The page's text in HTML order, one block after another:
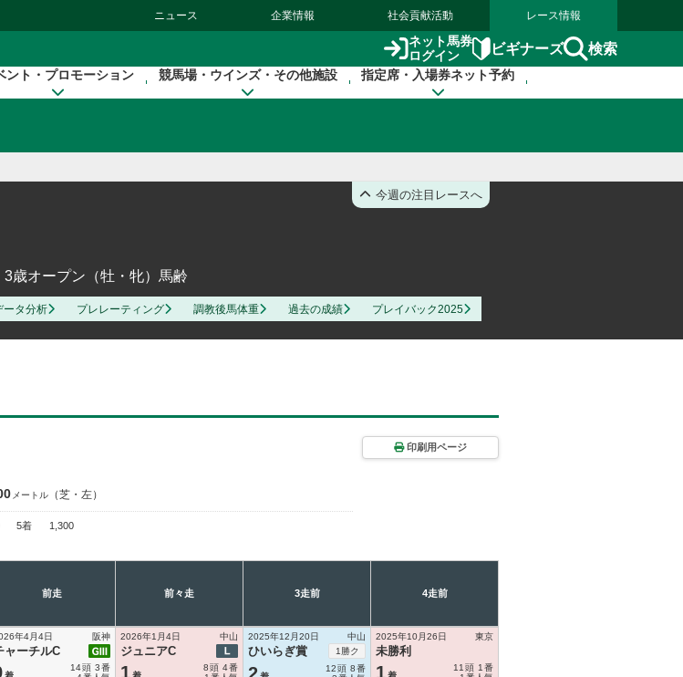
ニュース 企業情報 社会貢献活動 レース情報
ネット馬券
ログイン
ビギナーズ 検索
ント・プロモーション 競馬場・ウインズ・その他施設 指定席・入場券ネット予約
今週の注目レースへ
3歳オープン（牡・牝）馬齢
ータ分析 プレレーティング 調教後馬体重 過去の成績 プレイバック2025
メートル （芝・左）
5着
1,300
印刷用ページ
前走 前々走 3走前 4走前
年4月4日 阪神
ャーチルC
14頭 3番
2026年1月4日 中山
ジュニアC
1 8頭 4番
2025年12月20日 中山
ひいらぎ賞 1勝ク
12頭 8番
2025年10月26日 東京
未勝利
1 11 頭 1 番